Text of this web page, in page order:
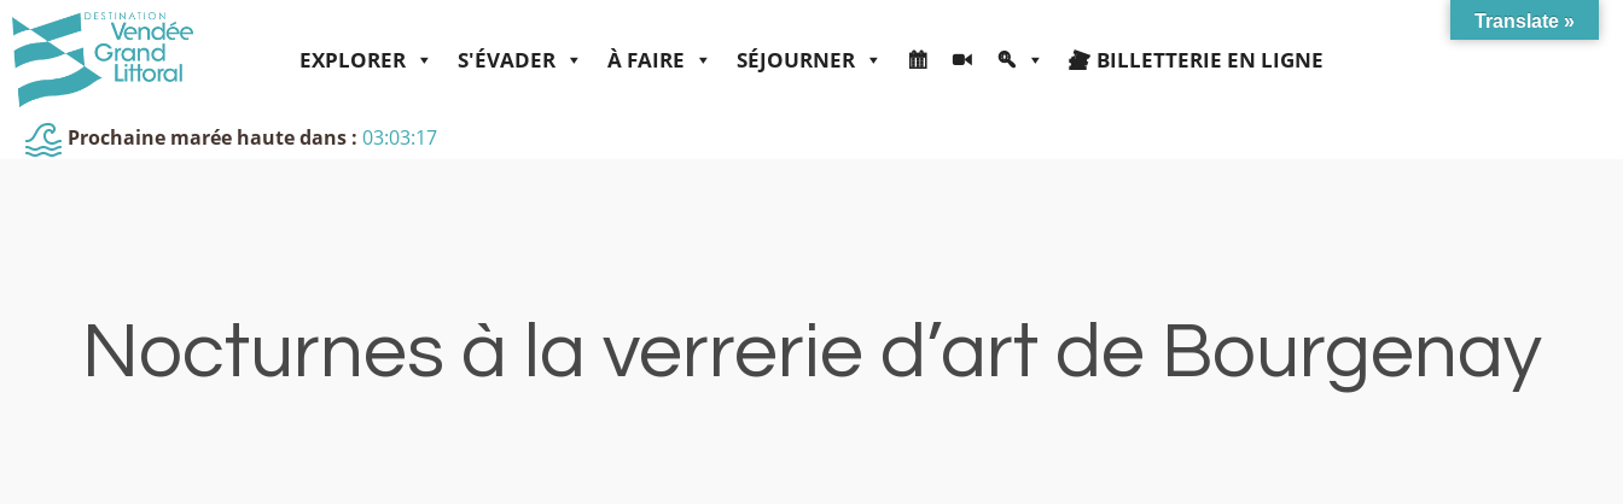
EXPLORER S'ÉVADER À FAIRE SÉJOURNER BILLETTERIE EN LIGNE
Prochaine marée haute dans : 03:03:17
Nocturnes à la verrerie d’art de Bourgenay
Translate »